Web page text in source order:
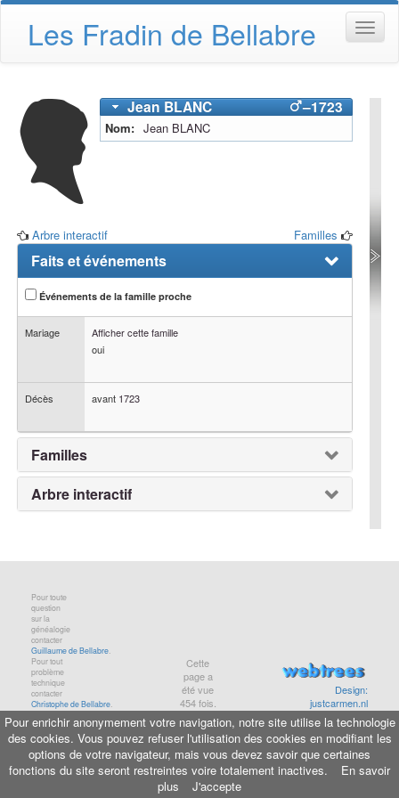
Les Fradin de Bellabre
JeanBLANC –1723
Nom Jean BLANC
Arbre interactif Familles
Faits et événements
Événements de la famille proche
Mariage
Afficher cette famille
oui
Décès avant 1723
Familles
Arbre interactif
Pour toute
question
sur la
généalogie
contacter
Guillaume de Bellabre.
Pour tout
problème
technique
contacter
Christophe de Bellabre.
Cette
page a
été vue
454fois.
Design:
justcarmen.nl
Informations légales-Aide-Maison de Baglion
© copyrightbellabre.com, 2001-2026
Pour enrichir anonymement votre navigation, notre site utilise la technologie
des cookies. Vous pouvez refuser l'utilisation des cookies en modifiant les
options de votre navigateur, mais vous devez savoir que certaines
fonctions du site seront restreintes voire totalement inactives.
En savoir
plus
J'accepte